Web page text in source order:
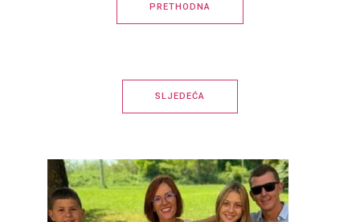
PRETHODNA
SLJEDEĆA